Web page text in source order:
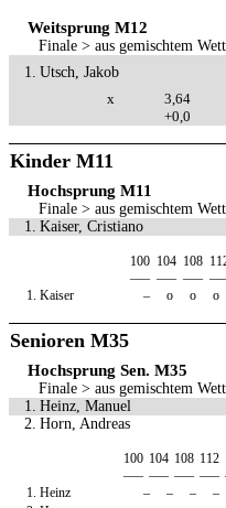
Weitsprung M12
Finale > aus gemischtem
1.
Utsch, Jakob
x
3,64
+0,0
Kinder M11
Hochsprung M11
Finale > aus gemischtem
1.
Kaiser, Cristiano
100 104 108
—– —– —–
1. Kaiser – o o o
Senioren M35
Hochsprung Sen. M35
Finale > aus gemischtem
1.
Heinz, Manuel
2. Horn, Andreas
100 104 108 112
—– —– —– —–
1. Heinz – – – –